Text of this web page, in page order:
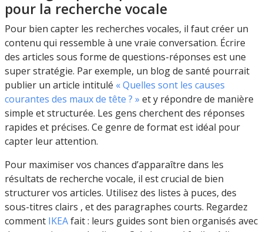
pour la recherche vocale
Pour bien capter les recherches vocales, il faut créer un
contenu qui ressemble à une vraie conversation. Écrire
des articles sous forme de questions-réponses est une
super stratégie. Par exemple, un blog de santé pourrait
publier un article intitulé « Quelles sont les causes
courantes des maux de tête ? » et y répondre de manière
simple et structurée. Les gens cherchent des réponses
rapides et précises. Ce genre de format est idéal pour
capter leur attention.
Pour maximiser vos chances d’apparaître dans les
résultats de recherche vocale, il est crucial de bien
structurer vos articles. Utilisez des listes à puces, des
sous-titres clairs , et des paragraphes courts. Regardez
comment IKEAfait : leurs guides sont bien organisés avec